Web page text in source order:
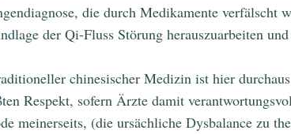
die durch Medikamente verfälscht
der Qi-Fluss Störung herauszuarbeiten
chinesischer Medizin ist hier
Respekt, sofern Ärzte damit
meinerseits, (die ursächliche Dysbalance zu